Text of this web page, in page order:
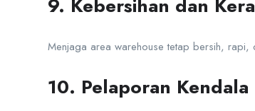
9. Kebersihan dan
Menjaga area warehouse tetap bersih, rapi,
10. Pelaporan Kendala